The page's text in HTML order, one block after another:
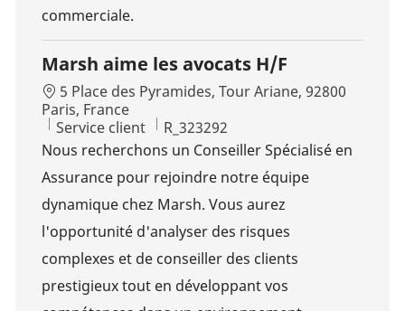
commerciale.
Marsh aime les avocats H/F
Localisation
5 Place des Pyramides, Tour Ariane, 92800
Paris, France
Catégorie
Service client Id d’emploi
R_323292
Nous recherchons un Conseiller Spécialisé en
Assurance pour rejoindre notre équipe
dynamique chez Marsh. Vous aurez
l'opportunité d'analyser des risques
complexes et de conseiller des clients
prestigieux tout en développant vos